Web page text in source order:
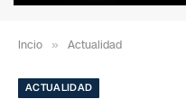
Incio » Actualidad
ACTUALIDAD